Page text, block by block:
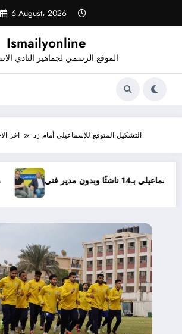
6 August، 2026
Ismailyonline
الموقع الرسمي لجماهير النادي
اخر التشكيل المتوقع للإسماعيلي أمام زد
بـ14 ناشئًا وبدون مدير فني